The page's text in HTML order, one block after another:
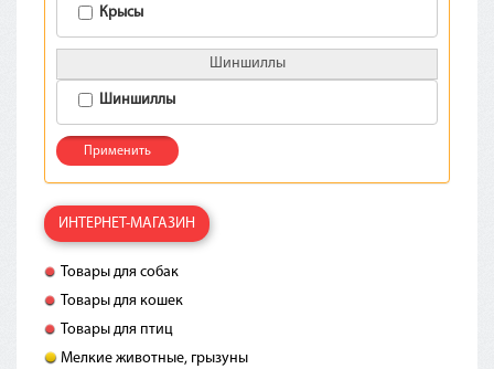
Крысы
Шиншиллы
Шиншиллы
Применить
ИНТЕРНЕТ-МАГАЗИН
Товары для собак
Товары для кошек
Товары для птиц
Мелкие животные, грызуны